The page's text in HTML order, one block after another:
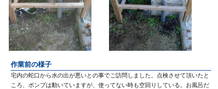
作業前の様子
宅内の蛇口から水の出が悪いとの事でご訪問しました。点検させて頂いたと
ころ、ポンプは動いていますが、使ってない時も空回りしている。お風呂だ